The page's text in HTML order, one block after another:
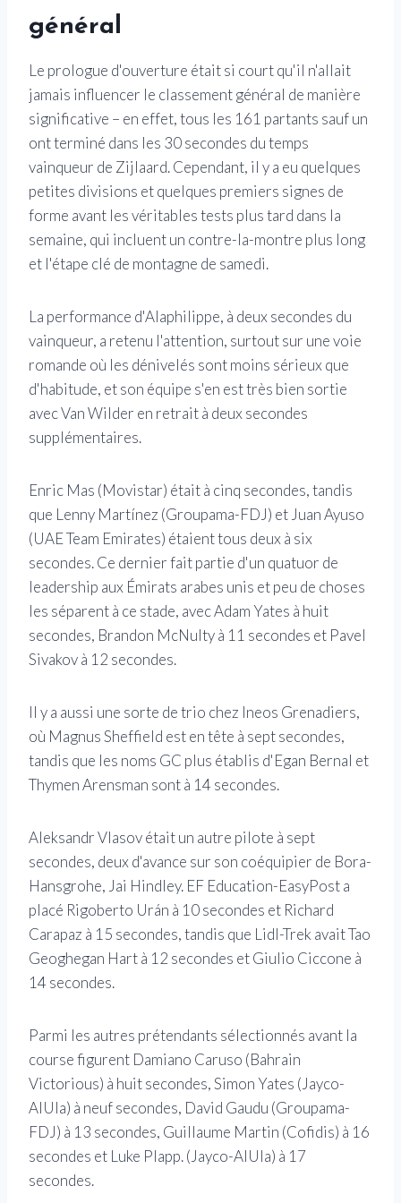
général
Le prologue d'ouverture était si court qu'il n'allait
jamais influencer le classement général de manière
significative – en effet, tous les 161 partants sauf un
ont terminé dans les 30 secondes du temps
vainqueur de Zijlaard. Cependant, il y a eu quelques
petites divisions et quelques premiers signes de
forme avant les véritables tests plus tard dans la
semaine, qui incluent un contre-la-montre plus long
et l'étape clé de montagne de samedi.
La performance d'Alaphilippe, à deux secondes du
vainqueur, a retenu l'attention, surtout sur une voie
romande où les dénivelés sont moins sérieux que
d'habitude, et son équipe s'en est très bien sortie
avec Van Wilder en retrait à deux secondes
supplémentaires.
Enric Mas (Movistar) était à cinq secondes, tandis
que Lenny Martínez (Groupama-FDJ) et Juan Ayuso
(UAE Team Emirates) étaient tous deux à six
secondes. Ce dernier fait partie d'un quatuor de
leadership aux Émirats arabes unis et peu de choses
les séparent à ce stade, avec Adam Yates à huit
secondes, Brandon McNulty à 11 secondes et Pavel
Sivakov à 12 secondes.
Il y a aussi une sorte de trio chez Ineos Grenadiers,
où Magnus Sheffield est en tête à sept secondes,
tandis que les noms GC plus établis d'Egan Bernal et
Thymen Arensman sont à 14 secondes.
Aleksandr Vlasov était un autre pilote à sept
secondes, deux d'avance sur son coéquipier de Bora-
Hansgrohe, Jai Hindley. EF Education-EasyPost a
placé Rigoberto Urán à 10 secondes et Richard
Carapaz à 15 secondes, tandis que Lidl-Trek avait Tao
Geoghegan Hart à 12 secondes et Giulio Ciccone à
14 secondes.
Parmi les autres prétendants sélectionnés avant la
course figurent Damiano Caruso (Bahrain
Victorious) à huit secondes, Simon Yates (Jayco-
AlUla) à neuf secondes, David Gaudu (Groupama-
FDJ) à 13 secondes, Guillaume Martin (Cofidis) à 16
secondes et Luke Plapp. (Jayco-AlUla) à 17
secondes.